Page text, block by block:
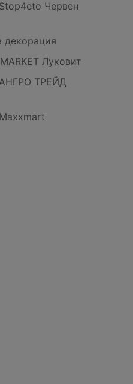
Червен
декорация
Луковит
ТРЕЙД